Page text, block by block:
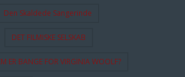
Den Skaldede Sangerinde
DET FILMISKE SELSKAB
ER BANGE FOR VIRGINIA WOOLF?